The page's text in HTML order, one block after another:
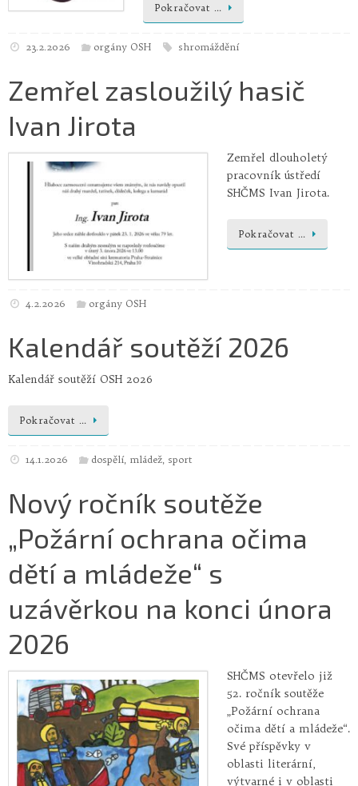
Pokračovat …
23.2.2026 orgány OSH shromáždění
Zemřel zasloužilý hasič
Ivan Jirota
Zemřel dlouholetý
pracovník ústředí
SHČMS Ivan Jirota.
Pokračovat …
4.2.2026 orgány OSH
Kalendář soutěží 2026
Kalendář soutěží OSH 2026
Pokračovat …
14.1.2026 dospělí, mládež sport
Nový ročník soutěže
„Požární ochrana očima
dětí a mládeže“ s
uzávěrkou na konci února
2026
SHČMS otevřelo již
52. ročník soutěže
„Požární ochrana
očima dětí a mládeže“.
Své příspěvky v
oblasti literární,
výtvarné i v oblasti